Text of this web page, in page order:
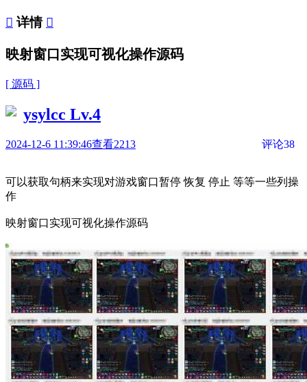
 详情 
映射窗口实现可视化操作源码
[ 源码 ]
ysylcc Lv.4
2024-12-6 11:39:46查看2213 评论38
可以获取句柄来实现对游戏窗口暂停 恢复 停止 等等一些列操
作
映射窗口实现可视化操作源码